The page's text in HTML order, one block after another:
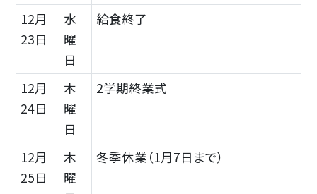
12月
23日
水
曜
日
給食終了
12月
24日
木
曜
日
2学期終業式
12月
25日
木
曜
冬季休業（1月7日まで）